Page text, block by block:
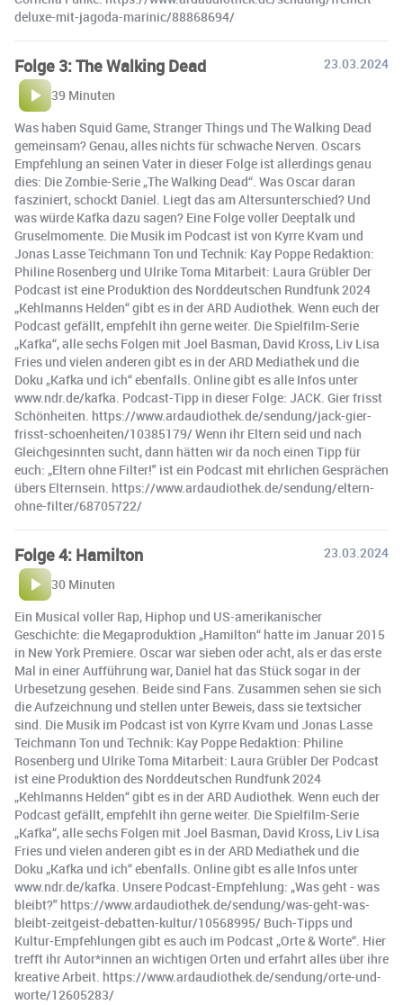
deluxe-mit-jagoda-marinic/88868694/
Folge 3: The Walking Dead
23.03.2024
39 Minuten
Was haben Squid Game, Stranger Things und The Walking Dead
gemeinsam? Genau, alles nichts für schwache Nerven. Oscars
Empfehlung an seinen Vater in dieser Folge ist allerdings genau
dies: Die Zombie-Serie „The Walking Dead“. Was Oscar daran
fasziniert, schockt Daniel. Liegt das am Altersunterschied? Und
was würde Kafka dazu sagen? Eine Folge voller Deeptalk und
Gruselmomente. Die Musik im Podcast ist von Kyrre Kvam und
Jonas Lasse Teichmann Ton und Technik: Kay Poppe Redaktion:
Philine Rosenberg und Ulrike Toma Mitarbeit: Laura Grübler Der
Podcast ist eine Produktion des Norddeutschen Rundfunk 2024
„Kehlmanns Helden“ gibt es in der ARD Audiothek. Wenn euch der
Podcast gefällt, empfehlt ihn gerne weiter. Die Spielfilm-Serie
„Kafka“, alle sechs Folgen mit Joel Basman, David Kross, Liv Lisa
Fries und vielen anderen gibt es in der ARD Mediathek und die
Doku „Kafka und ich“ ebenfalls. Online gibt es alle Infos unter
www.ndr.de/kafka. Podcast-Tipp in dieser Folge: JACK. Gier frisst
Schönheiten. https://www.ardaudiothek.de/sendung/jack-gier-
frisst-schoenheiten/10385179/ Wenn ihr Eltern seid und nach
Gleichgesinnten sucht, dann hätten wir da noch einen Tipp für
euch: „Eltern ohne Filter!" ist ein Podcast mit ehrlichen Gesprächen
übers Elternsein. https://www.ardaudiothek.de/sendung/eltern-
ohne-filter/68705722/
Folge 4: Hamilton
23.03.2024
30 Minuten
Ein Musical voller Rap, Hiphop und US-amerikanischer
Geschichte: die Megaproduktion „Hamilton“ hatte im Januar 2015
in New York Premiere. Oscar war sieben oder acht, als er das erste
Mal in einer Aufführung war, Daniel hat das Stück sogar in der
Urbesetzung gesehen. Beide sind Fans. Zusammen sehen sie sich
die Aufzeichnung und stellen unter Beweis, dass sie textsicher
sind. Die Musik im Podcast ist von Kyrre Kvam und Jonas Lasse
Teichmann Ton und Technik: Kay Poppe Redaktion: Philine
Rosenberg und Ulrike Toma Mitarbeit: Laura Grübler Der Podcast
ist eine Produktion des Norddeutschen Rundfunk 2024
„Kehlmanns Helden“ gibt es in der ARD Audiothek. Wenn euch der
Podcast gefällt, empfehlt ihn gerne weiter. Die Spielfilm-Serie
„Kafka“, alle sechs Folgen mit Joel Basman, David Kross, Liv Lisa
Fries und vielen anderen gibt es in der ARD Mediathek und die
Doku „Kafka und ich“ ebenfalls. Online gibt es alle Infos unter
www.ndr.de/kafka. Unsere Podcast-Empfehlung: „Was geht - was
bleibt?" https://www.ardaudiothek.de/sendung/was-geht-was-
bleibt-zeitgeist-debatten-kultur/10568995/ Buch-Tipps und
Kultur-Empfehlungen gibt es auch im Podcast „Orte & Worte“. Hier
trefft ihr Autor*innen an wichtigen Orten und erfahrt alles über ihre
kreative Arbeit. https://www.ardaudiothek.de/sendung/orte-und-
worte/12605283/